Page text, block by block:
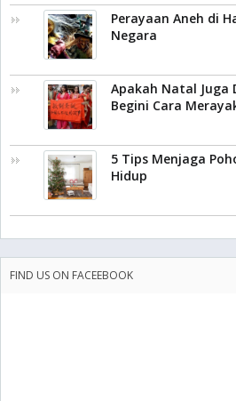
Perayaan Aneh di
Negara
Apakah Natal Juga
Begini Cara
5 Tips Menjaga
Hidup
FIND US ON FACEEBOOK